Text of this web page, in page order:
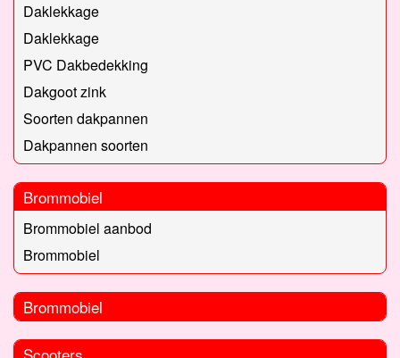
Daklekkage
Daklekkage
PVC Dakbedekking
Dakgoot zink
Soorten dakpannen
Dakpannen soorten
Brommobiel
Brommobiel aanbod
Brommobiel
Brommobiel